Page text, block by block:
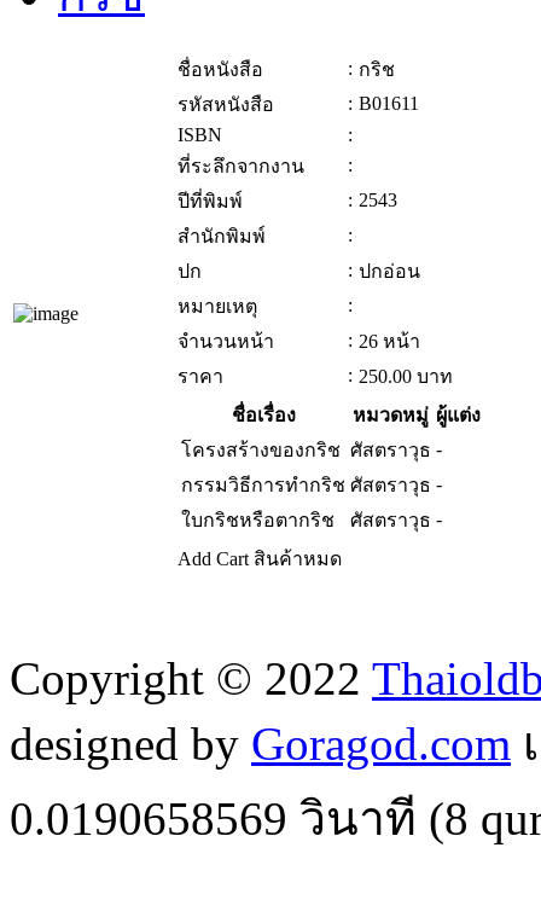
ชื่อหนังสือ : กริช
รหัสหนังสือ
: B01611
ISBN
:
ที่ระลึกจากงาน
:
ปีที่พิมพ์
: 2543
สำนักพิมพ์
:
ปก
: ปกอ่อน
หมายเหตุ
:
จำนวนหน้า
: 26 หน้า
ราคา
: 250.00 บาท
ชื่อเรื่อง
หมวดหมู่ ผู้แต่ง
โครงสร้างของกริช ศัสตราวุธ -
กรรมวิธีการทำกริช ศัสตราวุธ -
ใบกริชหรือตากริช
ศัสตราวุธ -
Add Cart สินค้าหมด
Copyright © 2022
designed by Goragod.com
0.0190658569 วินาที (8